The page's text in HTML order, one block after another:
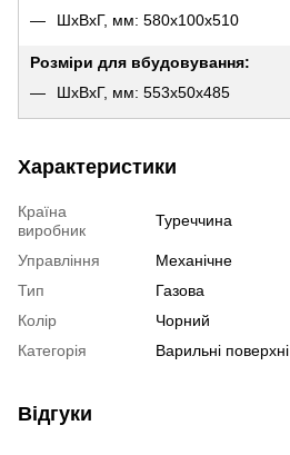
ШхВхГ, мм: 580х100х510
Розміри для вбудовування:
ШхВхГ, мм: 553х50х485
Характеристики
Країна
виробник
Туреччина
Управління
Механічне
Тип
Газова
Колір
Чорний
Категорія
Варильні поверхні
Відгуки